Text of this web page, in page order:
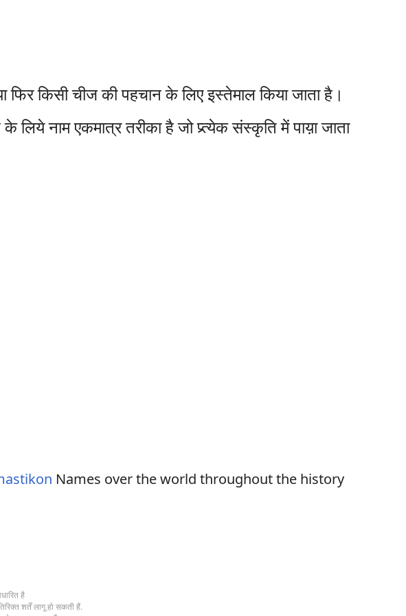
किसी चीज की पहचान के लिए इस्तेमाल किया जाता है।
नाम एकमात्र तरीका है जो प्र्त्येक संस्कृति में पाय़ा जाता
Names over the world throughout the history
है
शर्तें लागू हो सकती हैं.